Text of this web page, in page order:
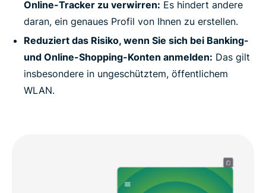
Online-Tracker zu verwirren: Es hindert andere
daran, ein genaues Profil von Ihnen zu erstellen.
Reduziert das Risiko, wenn Sie sich bei Banking-
und Online-Shopping-Konten anmelden: Das gilt
insbesondere in ungeschütztem, öffentlichem
WLAN.